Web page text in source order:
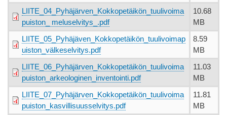
LIITE_04_Pyhäjärven_Kokkopetäikön_tuulivoima
puiston_ meluselvitys_.pdf
10.68
MB
LIITE_05_Pyhäjäven_Kokkopetäikön_tuulivoimap
uiston_välkeselvitys.pdf
8.59
MB
LIITE_06_Pyhäjärven_Kokkopetäikön_tuulivoima
puiston_arkeologinen_inventointi.pdf
11.03
MB
LIITE_07_Pyhäjärven_Kokkopetäikön_tuulivoima
puiston_kasvillisuusselvitys.pdf
11.81
MB